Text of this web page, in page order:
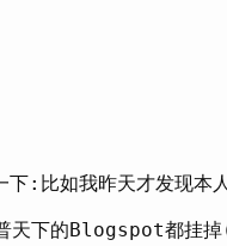
:比如我昨天才发现本
天下的Blogspot都挂掉